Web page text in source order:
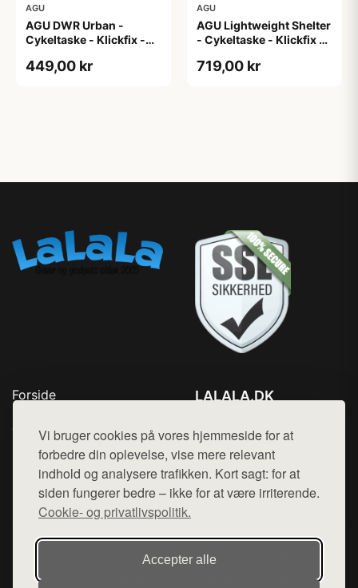
Vi bruger cookies på vores hjemmeside for at
forbedre din oplevelse, vise mere relevant
indhold og analysere trafikken. Kort sagt: for at
siden fungerer bedre – ikke for at være irriterende.
Cookie- og privatlivspolitik.
Accepter alle
AGU
AGU DWR Urban -
Cykeltaske - Klickfix -
449,00 kr
AGU
AGU Lightweight Shelter
- Cykeltaske - Klickfix -
719,00 kr
Forside
Top Rabatter
Blog
Kontakt
LALALA.DK
Mail: hej@want.dk
Cookie- og privatlivspolitik
Denne side er en del af want.dk, der udgiver en række
hjemmesider med præsentation af forskellige produkter fra